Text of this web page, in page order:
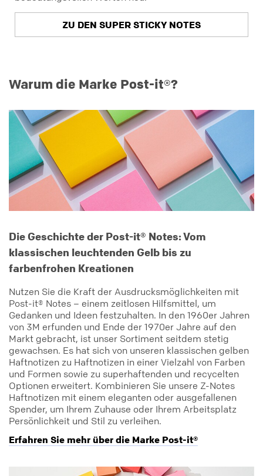
ZU DEN SUPER STICKY NOTES
Warum die Marke Post-it®?
Die Geschichte der Post-it® Notes: Vom
klassischen leuchtenden Gelb bis zu
farbenfrohen Kreationen
Nutzen Sie die Kraft der Ausdrucksmöglichkeiten mit
Post-it® Notes – einem zeitlosen Hilfsmittel, um
Gedanken und Ideen festzuhalten. In den 1960er Jahren
von 3M erfunden und Ende der 1970er Jahre auf den
Markt gebracht, ist unser Sortiment seitdem stetig
gewachsen. Es hat sich von unseren klassischen gelben
Haftnotizen zu Haftnotizen in einer Vielzahl von Farben
und Formen sowie zu superhaftenden und recycelten
Optionen erweitert. Kombinieren Sie unsere Z-Notes
Haftnotizen mit einem eleganten oder ausgefallenen
Spender, um Ihrem Zuhause oder Ihrem Arbeitsplatz
Persönlichkeit und Stil zu verleihen.
Erfahren Sie mehr über die Marke Post-it®